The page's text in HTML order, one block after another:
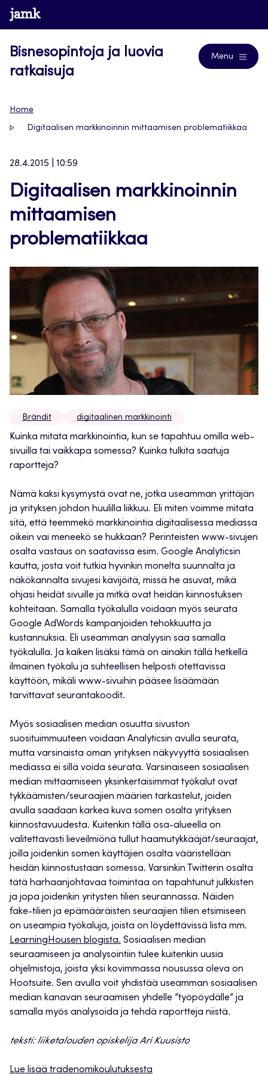
Siirry
suoraan
www.jamk.fi
Bisnesopintoja ja luovia
ratkaisuja
Menu
Home
Digitaalisen markkinoinnin mittaamisen problematiikkaa
28.4.2015 | 10:59
Digitaalisen markkinoinnin
mittaamisen
problematiikkaa
Brändit digitaalinen markkinointi
Kuinka mitata markkinointia, kun se tapahtuu omilla web-
sivuilla tai vaikkapa somessa? Kuinka tulkita saatuja
raportteja?
Nämä kaksi kysymystä ovat ne, jotka useamman yrittäjän
ja yrityksen johdon huulilla liikkuu. Eli miten voimme mitata
sitä, että teemmekö markkinointia digitaalisessa mediassa
oikein vai meneekö se hukkaan? Perinteisten www-sivujen
osalta vastaus on saatavissa esim. Google Analyticsin
kautta, josta voit tutkia hyvinkin monelta suunnalta ja
näkökannalta sivujesi kävijöitä, missä he asuvat, mikä
ohjasi heidät sivuille ja mitkä ovat heidän kiinnostuksen
kohteitaan. Samalla työkalulla voidaan myös seurata
Google AdWords kampanjoiden tehokkuutta ja
kustannuksia. Eli useamman analyysin saa samalla
työkalulla. Ja kaiken lisäksi tämä on ainakin tällä hetkellä
ilmainen työkalu ja suhteellisen helposti otettavissa
käyttöön, mikäli www-sivuihin pääsee lisäämään
tarvittavat seurantakoodit.
Myös sosiaalisen median osuutta sivuston
suosituimmuuteen voidaan Analyticsin avulla seurata,
mutta varsinaista oman yrityksen näkyvyyttä sosiaalisen
mediassa ei sillä voida seurata. Varsinaiseen sosiaalisen
median mittaamiseen yksinkertaisimmat työkalut ovat
tykkäämisten/seuraajien määrien tarkastelut, joiden
avulla saadaan karkea kuva somen osalta yrityksen
kiinnostavuudesta. Kuitenkin tällä osa-alueella on
valitettavasti lieveilmiönä tullut haamutykkääjät/seuraajat,
joilla joidenkin somen käyttäjien osalta vääristellään
heidän kiinnostustaan somessa. Varsinkin Twitterin osalta
tätä harhaanjohtavaa toimintaa on tapahtunut julkkisten
ja jopa joidenkin yritysten tilien seurannassa. Näiden
fake-tilien ja epämääräisten seuraajien tilien etsimiseen
on useampia työkaluja, joista on löydettävissä lista mm.
LearningHousen blogista. Sosiaalisen median
seuraamiseen ja analysointiin tulee kuitenkin uusia
ohjelmistoja, joista yksi kovimmassa nousussa oleva on
Hootsuite. Sen avulla voit yhdistää useamman sosiaalisen
median kanavan seuraamisen yhdelle ”työpöydälle” ja
samalla myös analysoida ja tehdä raportteja niistä.
teksti: liiketalouden opiskelija Ari Kuusisto
Lue lisää tradenomikoulutuksesta